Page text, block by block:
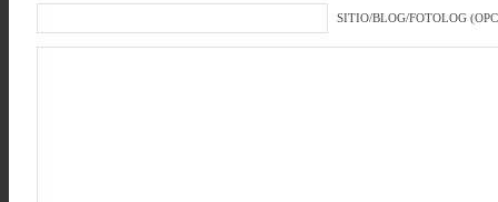
SITIO/BLOG/FOTOLOG